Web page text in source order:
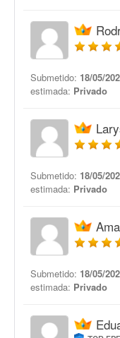
Submetido: 18/05/
estimada: Privado
Submetido: 18/05/
estimada: Privado
Submetido: 18/05/
estimada: Privado